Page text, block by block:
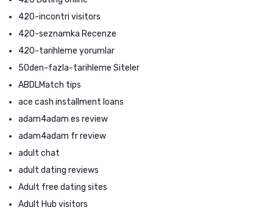
420-incontri visitors
420-seznamka Recenze
420-tarihleme yorumlar
50den-fazla-tarihleme Siteler
ABDLMatch tips
ace cash installment loans
adam4adam es review
adam4adam fr review
adult chat
adult dating reviews
Adult free dating sites
Adult Hub visitors